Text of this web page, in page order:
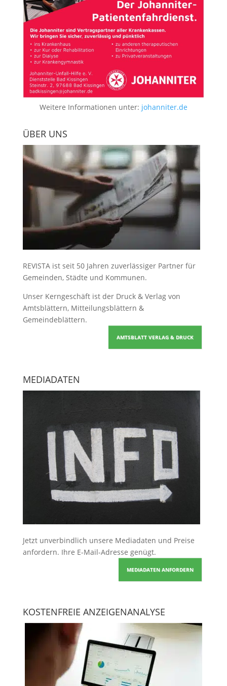
Weitere Informationen unter: johanniter.de
ÜBER UNS
REVISTA ist seit 50 Jahren zuverlässiger Partner für
Gemeinden, Städte und Kommunen.
Unser Kerngeschäft ist der Druck & Verlag von
Amtsblättern, Mitteilungsblättern &
Gemeindeblättern.
AMTSBLATT VERLAG & DRUCK
MEDIADATEN
Jetzt unverbindlich unsere Mediadaten und Preise
anfordern. Ihre E-Mail-Adresse genügt.
MEDIADATEN ANFORDERN
KOSTENFREIE ANZEIGENANALYSE